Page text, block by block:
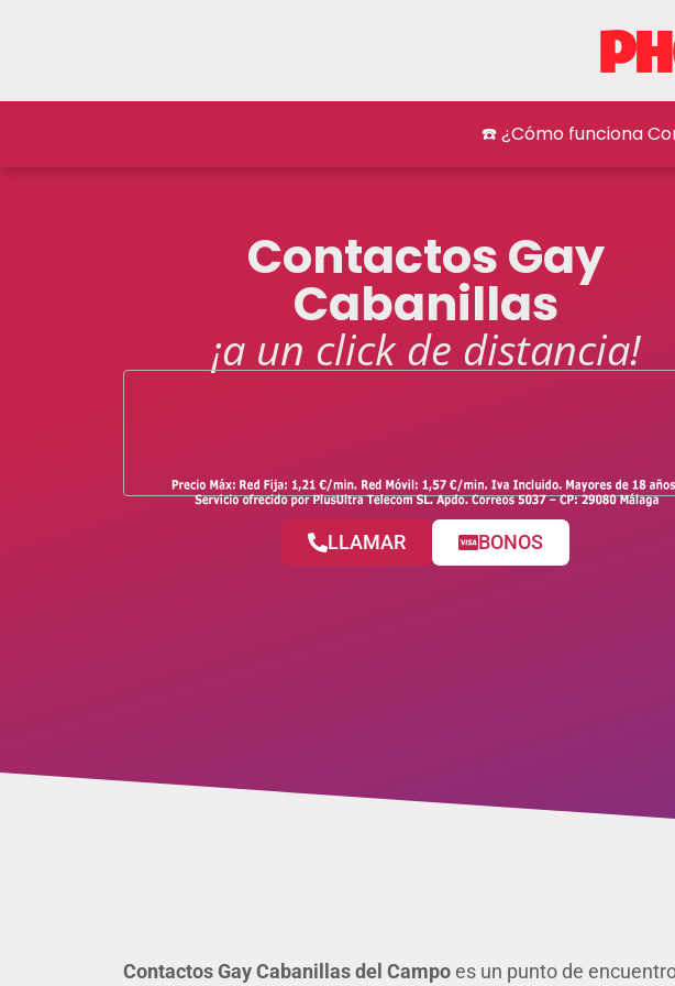
☎️ ¿Cómo funciona
Contactos Gay
Cabanillas
¡a un click de distancia!
LLAMAR BONOS
Contactos Gay Cabanillas del Campoes un punto de